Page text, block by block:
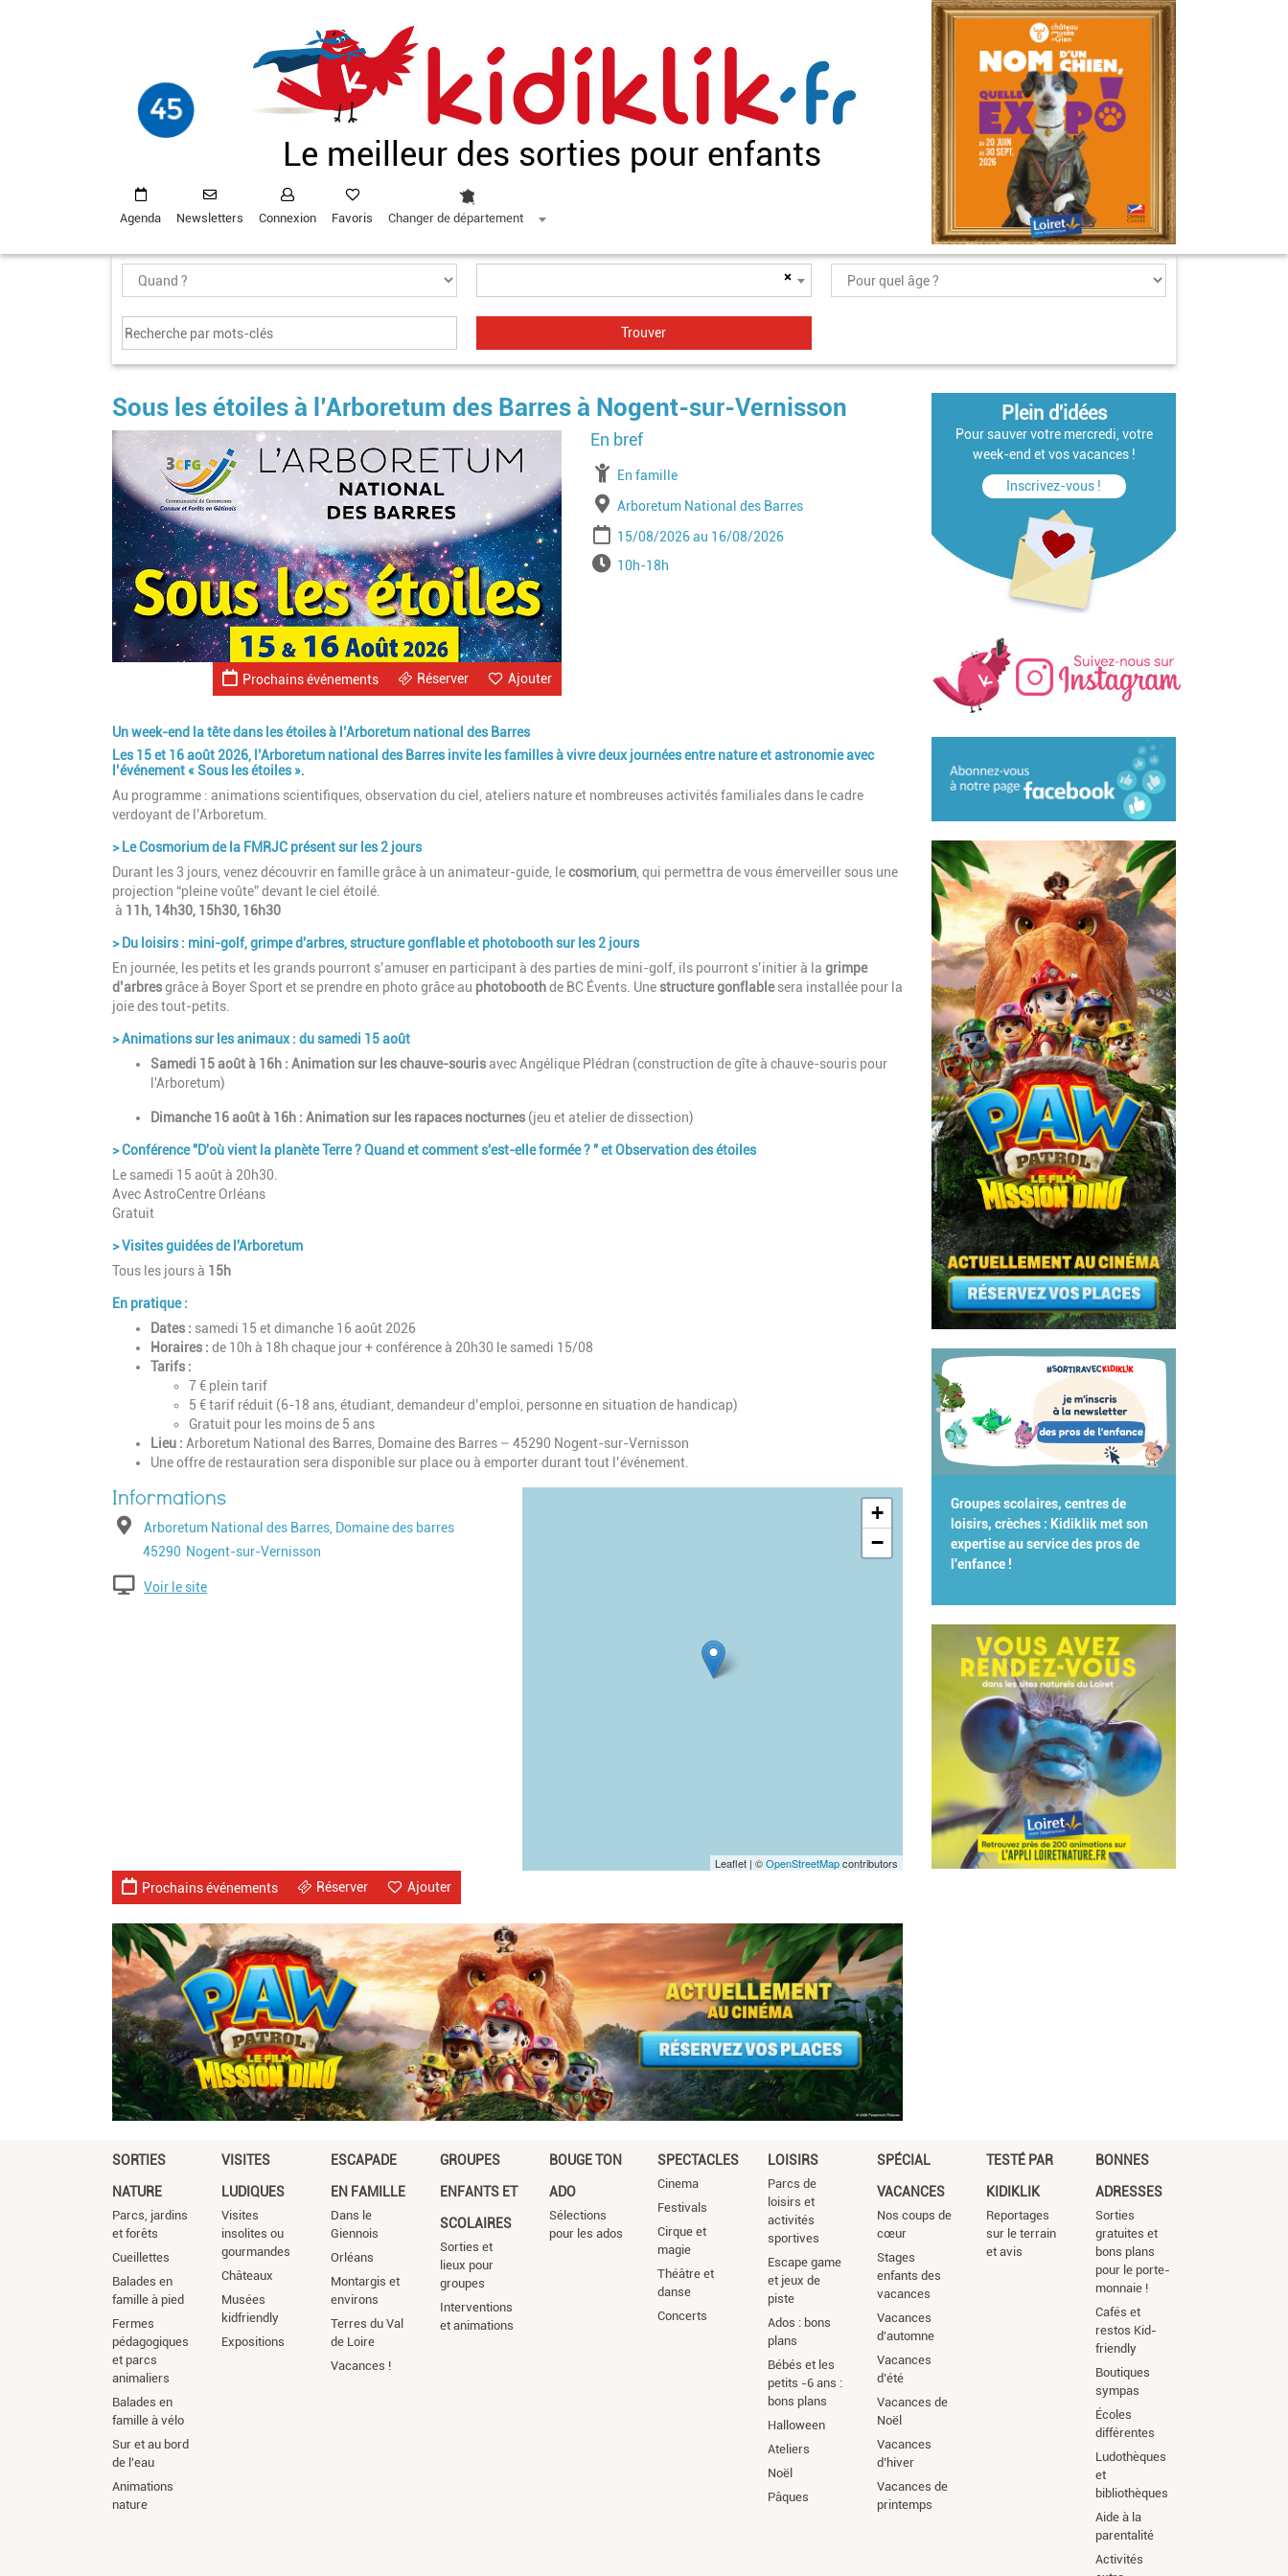
Le meilleur des sorties pour enfants
Agenda Newsletters Connexion Favoris Changer de département
×
Sous les étoiles à l’Arboretum des Barres à Nogent-sur-Vernisson
Image
Ajouter
Réserver
Prochains événements
À partir de
En famille
Lieu
Arboretum National des Barres
Période
Date de début
15/08/2026 Date de fin
16/08/2026
Horaires10h-18h
Un week-end la tête dans les étoiles à l’Arboretum national des Barres
Les 15 et 16 août 2026, l’Arboretum national des Barres invite les familles à vivre deux journées entre nature et astronomie avec
l’événement « Sous les étoiles ».
Au programme : animations scientifiques, observation du ciel, ateliers nature et nombreuses activités familiales dans le cadre
verdoyant de l’Arboretum.
> Le Cosmorium de la FMRJC présent sur les 2 jours
Durant les 3 jours, venez découvrir en famille grâce à un animateur-guide, lecosmorium , qui permettra de vous émerveiller sous une
projection “pleine voûte” devant le ciel étoilé.
à 11h, 14h30, 15h30, 16h30
> Du loisirs : mini-golf, grimpe d'arbres, structure gonflable et photobooth sur les 2 jours
En journée, les petits et les grands pourront s’amuser en participant à des parties de mini-golf, ils pourront s’initier à la grimpe
d’arbresgrâce à Boyer Sport et se prendre en photo grâce au photoboothde BC Évents. Unestructure gonflablesera installée pour la
joie des tout-petits.
> Animations sur les animaux : du samedi 15 août
Samedi 15 août à 16h : Animation sur les chauve-sourisavec Angélique Plédran (construction de gîte à chauve-souris pour
l'Arboretum)
Dimanche 16 août à 16h : Animation sur les rapaces nocturnes (jeu et atelier de dissection)
> Conférence "D'où vient la planète Terre ? Quand et comment s'est-elle formée ? " et Observation des étoiles
Le samedi 15 août à 20h30.
Avec AstroCentre Orléans
Gratuit
> Visites guidées de l'Arboretum
Tous les jours à 15h
En pratique :
Dates : samedi 15 et dimanche 16 août 2026
Horaires : de 10h à 18h chaque jour + conférence à 20h30 le samedi 15/08
Tarifs :
7 € plein tarif
5 € tarif réduit (6-18 ans, étudiant, demandeur d’emploi, personne en situation de handicap)
Gratuit pour les moins de 5 ans
Lieu : Arboretum National des Barres, Domaine des Barres – 45290 Nogent-sur-Vernisson
Une offre de restauration sera disponible sur place ou à emporter durant tout l’événement.
AdresseArboretum National des Barres, Domaine des barres
Code postal
45290 Ville
Nogent-sur-Vernisson
Voir le site
+
−
Leaflet | ©OpenStreetMapcontributors
Ajouter
Réserver
Prochains événements
Plein d'idées
Pour sauver votre mercredi, votre
week-end et vos vacances !
Inscrivez-vous !
Groupes scolaires, centres de
loisirs, crèches : Kidiklik met son
expertise au service des pros de
l'enfance !
SORTIES
NATURE
Parcs, jardins
et forêts
Cueillettes
Balades en
famille à pied
Fermes
pédagogiques
et parcs
animaliers
Balades en
famille à vélo
Sur et au bord
de l'eau
Animations
nature
VISITES
LUDIQUES
Visites
insolites ou
gourmandes
Châteaux
Musées
kidfriendly
Expositions
ESCAPADE
EN FAMILLE
Dans le
Giennois
Orléans
Montargis et
environs
Terres du Val
de Loire
Vacances !
GROUPES
ENFANTS ET
SCOLAIRES
Sorties et
lieux pour
groupes
Interventions
et animations
BOUGE TON
ADO
Sélections
pour les ados
SPECTACLES
Cinema
Festivals
Cirque et
magie
Théâtre et
danse
Concerts
LOISIRS
Parcs de
loisirs et
activités
sportives
Escape game
et jeux de
piste
Ados : bons
plans
Bébés et les
petits -6 ans :
bons plans
Halloween
Ateliers
Noël
Pâques
SPÉCIAL
VACANCES
Nos coups de
cœur
Stages
enfants des
vacances
Vacances
d'automne
Vacances
d’été
Vacances de
Noël
Vacances
d’hiver
Vacances de
printemps
TESTÉ PAR
KIDIKLIK
Reportages
sur le terrain
et avis
BONNES
ADRESSES
Sorties
gratuites et
bons plans
pour le porte-
monnaie !
Cafés et
restos Kid-
friendly
Boutiques
sympas
Écoles
différentes
Ludothèques
et
bibliothèques
Aide à la
parentalité
Activités